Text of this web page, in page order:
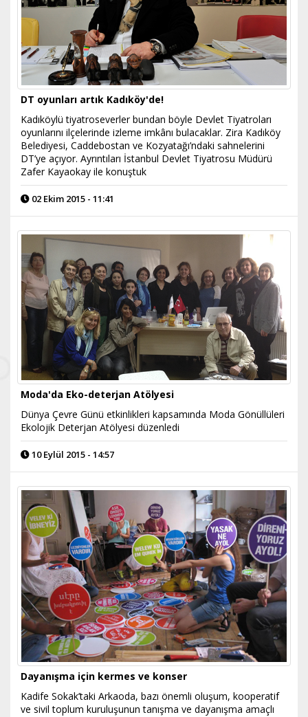
DT oyunları artık Kadıköy'de!
Kadıköylü tiyatroseverler bundan böyle Devlet Tiyatroları
oyunlarını ilçelerinde izleme imkânı bulacaklar. Zira Kadıköy
Belediyesi, Caddebostan ve Kozyatağı’ndaki sahnelerini
DT’ye açıyor. Ayrıntıları İstanbul Devlet Tiyatrosu Müdürü
Zafer Kayaokay ile konuştuk
02 Ekim 2015 - 11:41
Moda'da Eko-deterjan Atölyesi
Dünya Çevre Günü etkinlikleri kapsamında Moda Gönüllüleri
Ekolojik Deterjan Atölyesi düzenledi
10 Eylül 2015 - 14:57
Dayanışma için kermes ve konser
Kadife Sokak’taki Arkaoda, bazı önemli oluşum, kooperatif
ve sivil toplum kuruluşunun tanışma ve dayanışma amaçlı